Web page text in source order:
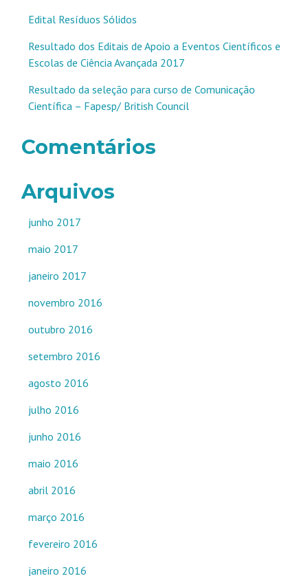
Edital Resíduos Sólidos
Resultado dos Editais de Apoio a Eventos Científicos e
Escolas de Ciência Avançada 2017
Resultado da seleção para curso de Comunicação
Científica – Fapesp/ British Council
Comentários
Arquivos
junho 2017
maio 2017
janeiro 2017
novembro 2016
outubro 2016
setembro 2016
agosto 2016
julho 2016
junho 2016
maio 2016
abril 2016
março 2016
fevereiro 2016
janeiro 2016